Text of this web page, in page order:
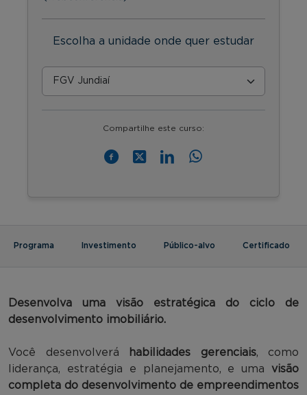
Escolha a unidade onde quer estudar
Compartilhe este curso:
Programa Investimento Público-alvo Certificado
Desenvolva uma visão estratégica do ciclo de
desenvolvimento imobiliário.
Você desenvolverá habilidades gerenciais, como
liderança, estratégia e planejamento, e uma visão
completa do desenvolvimento de empreendimentos